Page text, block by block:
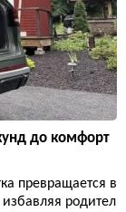
до комфорт
превращается в
родител